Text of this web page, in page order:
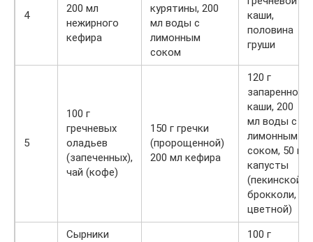
4
200 мл
нежирного
кефира
курятины, 200
мл воды с
лимонным
соком
каши,
половина
груши
5
100 г
гречневых
оладьев
(запеченных),
чай (кофе)
150 г гречки
(пророщенной)
200 мл кефира
120 г
запаренной
каши, 200
мл воды с
лимонным
соком, 50 г
капусты
(пекинской,
брокколи,
цветной)
Сырники
100 г